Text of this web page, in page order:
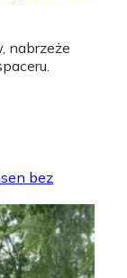
nabrzeże
bez